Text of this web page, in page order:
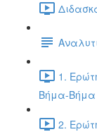
1.
Βήμα-Βήμα
2.